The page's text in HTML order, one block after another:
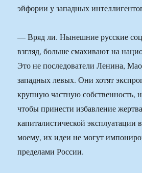
эйфории у западных
— Вряд ли. Нынешние русские
взгляд, больше смахивают на
Это не последователи Ленина,
западных левых. Они хотят
крупную частную собственность,
чтобы принести избавление
капиталистической эксплуатации
моему, их идеи не могут
пределами России.